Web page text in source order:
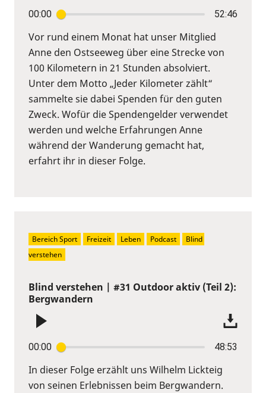
00:00 52:46
Vor rund einem Monat hat unser Mitglied
Anne den Ostseeweg über eine Strecke von
100 Kilometern in 21 Stunden absolviert.
Unter dem Motto „Jeder Kilometer zählt“
sammelte sie dabei Spenden für den guten
Zweck. Wofür die Spendengelder verwendet
werden und welche Erfahrungen Anne
während der Wanderung gemacht hat,
erfahrt ihr in dieser Folge.
Blind verstehen | #31 Outdoor aktiv (Teil 2):
Bergwandern
00:00 48:53
In dieser Folge erzählt uns Wilhelm Lickteig
von seinen Erlebnissen beim Bergwandern.
Bereich Sport Freizeit Leben Podcast
Blind
verstehen